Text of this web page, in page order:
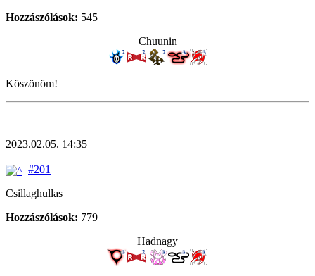
Hozzászólások: 545
Chuunin
Köszönöm!
2023.02.05. 14:35
#201
Csillaghullas
Hozzászólások: 779
Hadnagy